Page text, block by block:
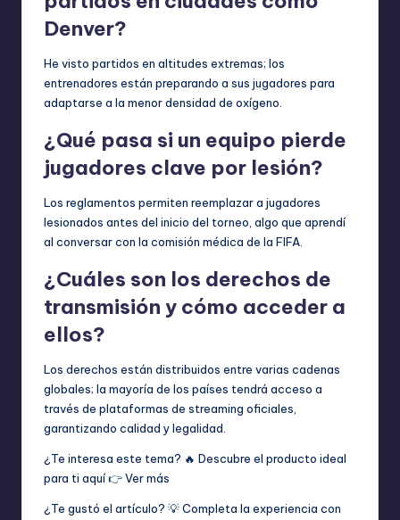
Denver?
He visto partidos en altitudes extremas; los
entrenadores están preparando a sus jugadores para
adaptarse a la menor densidad de oxígeno.
¿Qué pasa si un equipo pierde
jugadores clave por lesión?
Los reglamentos permiten reemplazar a jugadores
lesionados antes del inicio del torneo, algo que aprendí
al conversar con la comisión médica de la FIFA.
¿Cuáles son los derechos de
transmisión y cómo acceder a
ellos?
Los derechos están distribuidos entre varias cadenas
globales; la mayoría de los países tendrá acceso a
través de plataformas de streaming oficiales,
garantizando calidad y legalidad.
¿Te interesa este tema? 🔥 Descubre el producto ideal
para ti aquí 👉Ver más
¿Te gustó el artículo? 💡 Completa la experiencia con